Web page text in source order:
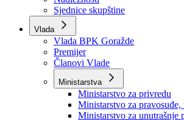
Skupštinski odbori i komisije
Stručna služba skupštine
Nadležnosti
Sjednice skupštine
Vlada
Vlada BPK Goražde
Premijer
Članovi Vlade
Ministarstva